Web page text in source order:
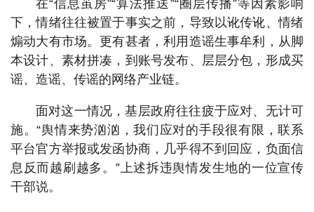
在“信息茧房”“算法推送”“圈层传播”等因素影响
下，情绪往往被置于事实之前，导致以讹传讹、情绪
煽动大有市场。更有甚者，利用造谣生事牟利，从脚
本设计、素材拼凑，到账号发布、层层分包，形成买
谣、造谣、传谣的网络产业链。
面对这一情况，基层政府往往疲于应对、无计可
施。“舆情来势汹汹，我们应对的手段很有限，联系
平台官方举报或发函协商，几乎得不到回应，负面信
息反而越刷越多。”上述拆违舆情发生地的一位宣传
干部说。